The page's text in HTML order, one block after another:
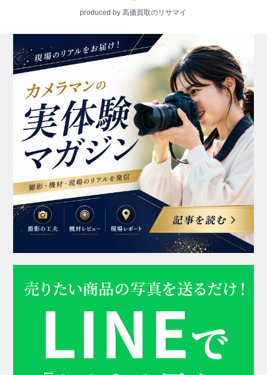
produced by 高価買取のリサマイ